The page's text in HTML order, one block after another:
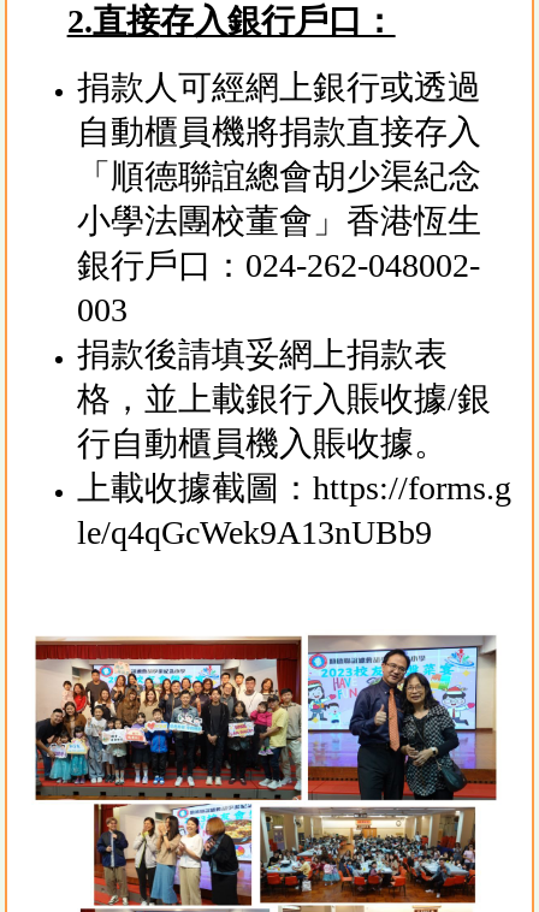
2.直接存入銀行戶口：
捐款人可經網上銀行或透過
自動櫃員機將捐款直接存入
「順德聯誼總會胡少渠紀念
小學法團校董會」香港恆生
銀行戶口：024-262-048002-
003
捐款後請填妥網上捐款表
格，並上載銀行入賬收據/銀
行自動櫃員機入賬收據。
上載收據截圖： https://forms.g
le/q4qGcWek9A13nUBb9